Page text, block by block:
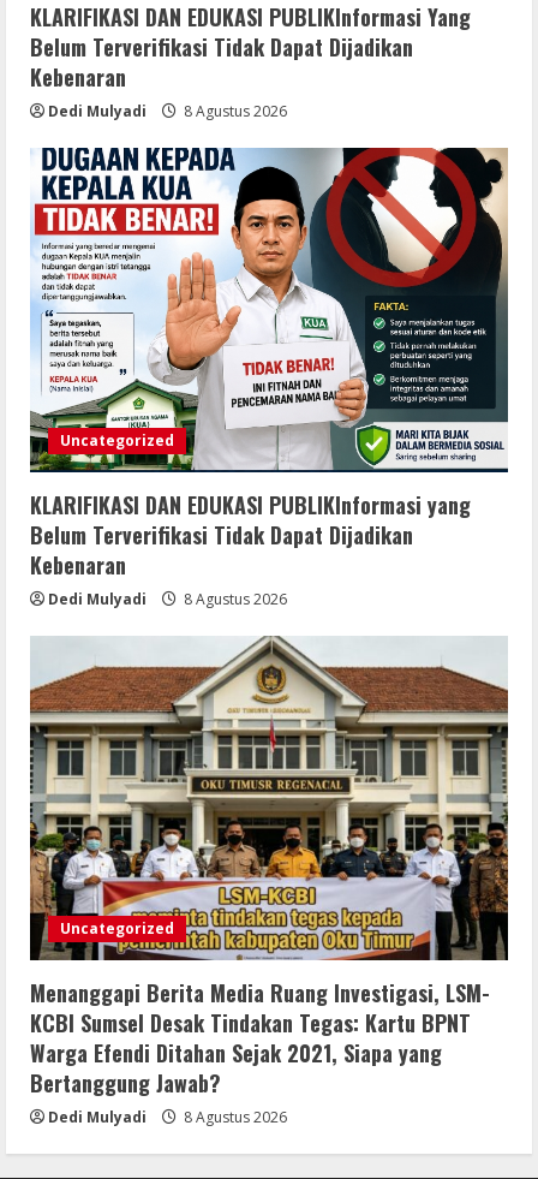
KLARIFIKASI DAN EDUKASI PUBLIKInformasi Yang
Belum Terverifikasi Tidak Dapat Dijadikan
Kebenaran
Dedi Mulyadi 8 Agustus 2026
Uncategorized
KLARIFIKASI DAN EDUKASI PUBLIKInformasi yang
Belum Terverifikasi Tidak Dapat Dijadikan
Kebenaran
Dedi Mulyadi 8 Agustus 2026
Uncategorized
Menanggapi Berita Media Ruang Investigasi, LSM-
KCBI Sumsel Desak Tindakan Tegas: Kartu BPNT
Warga Efendi Ditahan Sejak 2021, Siapa yang
Bertanggung Jawab?
Dedi Mulyadi 8 Agustus 2026